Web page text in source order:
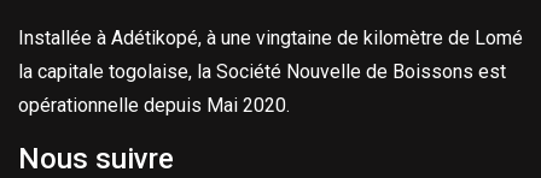
Installée à Adétikopé, à une vingtaine de kilomètre de Lomé
la capitale togolaise, la Société Nouvelle de Boissons est
opérationnelle depuis Mai 2020.
Nous suivre